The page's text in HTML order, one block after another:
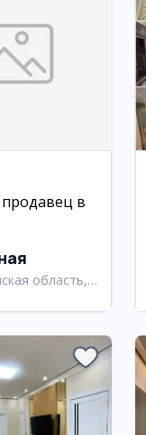
продавец в
область,